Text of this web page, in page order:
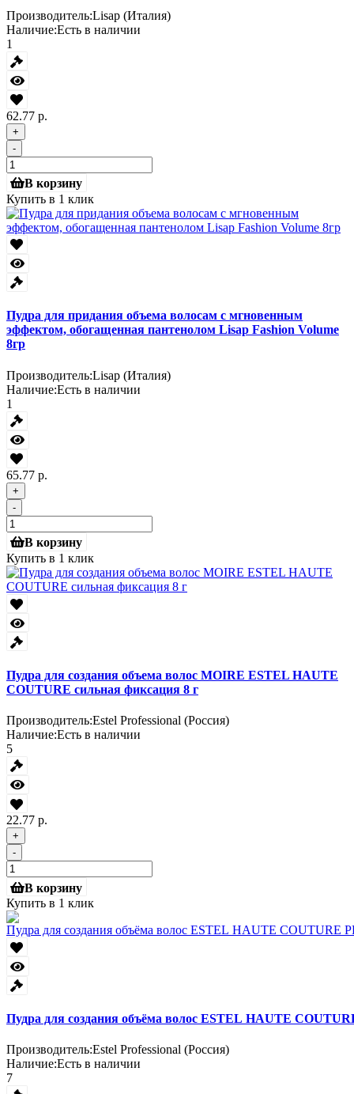
Производитель:Lisap (Италия)
Наличие:Есть в наличии
1
62.77 р.
+
-
В корзину
Купить в 1 клик
Пудра для придания объема волосам с мгновенным
эффектом, обогащенная пантенолом Lisap Fashion Volume
8гр
Производитель:Lisap (Италия)
Наличие:Есть в наличии
1
65.77 р.
+
-
В корзину
Купить в 1 клик
Пудра для создания объема волос MOIRE ESTEL HAUTE
COUTURE сильная фиксация 8 г
Производитель:Estel Professional (Россия)
Наличие:Есть в наличии
5
22.77 р.
+
-
В корзину
Купить в 1 клик
Пудра для создания объёма волос ESTEL HAUTE
Производитель:Estel Professional (Россия)
Наличие:Есть в наличии
7